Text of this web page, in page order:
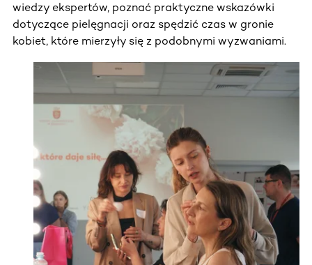
wiedzy ekspertów, poznać praktyczne wskazówki
dotyczące pielęgnacji oraz spędzić czas w gronie
kobiet, które mierzyły się z podobnymi wyzwaniami.